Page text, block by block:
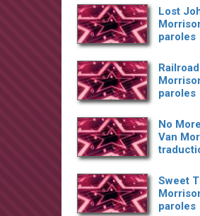
Lost
paroles
paroles
No
Van
Sweet
paroles